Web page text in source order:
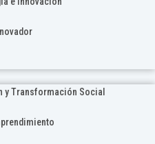
y Transformación Social